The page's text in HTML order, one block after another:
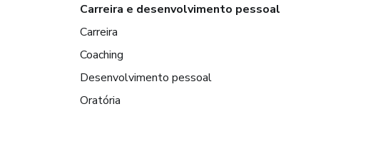
Carreira e desenvolvimento pessoal
Carreira
Coaching
Desenvolvimento pessoal
Oratória